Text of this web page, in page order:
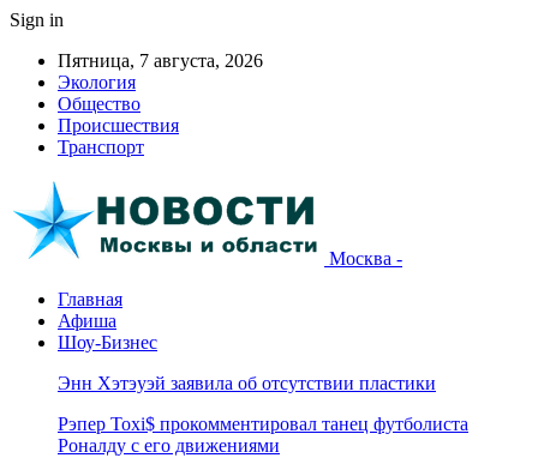
Sign in
Пятница, 7 августа, 2026
Экология
Общество
Происшествия
Транспорт
Москва -
Главная
Афиша
Шоу-Бизнес
Энн Хэтэуэй заявила об отсутствии пластики
Рэпер Toxi$ прокомментировал танец футболиста
Роналду с его движениями